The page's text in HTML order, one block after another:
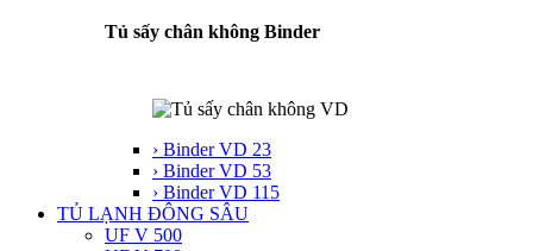
Tủ sấy chân không Binder
› Binder VD 23
› Binder VD 53
› Binder VD 115
TỦ LẠNH ĐÔNG SÂU
UF V 500